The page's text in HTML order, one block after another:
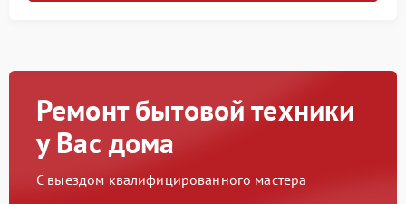
Ремонт бытовой техники
у Вас дома
С выездом квалифицированного мастера